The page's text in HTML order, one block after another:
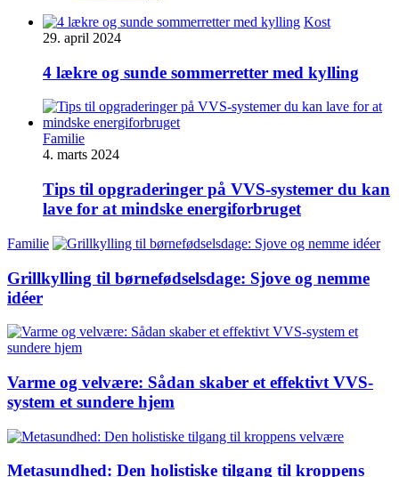
Kost
29. april 2024
4 lækre og sunde sommerretter med kylling
Familie
4. marts 2024
Tips til opgraderinger på VVS-systemer du kan
lave for at mindske energiforbruget
Familie
Grillkylling til børnefødselsdage: Sjove og nemme
idéer
Varme og velvære: Sådan skaber et effektivt VVS-
system et sundere hjem
Metasundhed: Den holistiske tilgang til kroppens